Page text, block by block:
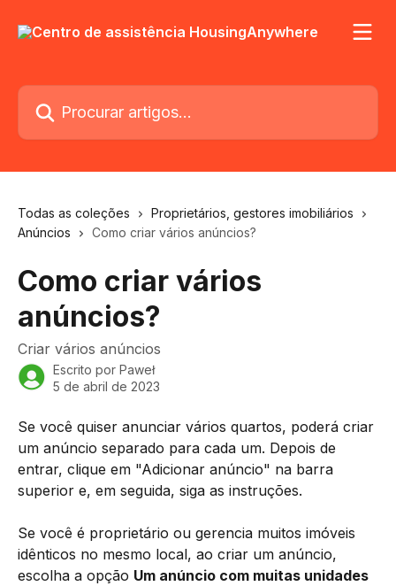
Procurar artigos...
Todas as coleções
Proprietários, gestores imobiliários
Anúncios
Como criar vários anúncios?
Como criar vários
anúncios?
Criar vários anúncios
Escrito por Paweł
5 de abril de 2023
Se você quiser anunciar vários quartos, poderá criar
um anúncio separado para cada um. Depois de
entrar, clique em "Adicionar anúncio" na barra
superior e, em seguida, siga as instruções.
Se você é proprietário ou gerencia muitos imóveis
idênticos no mesmo local, ao criar um anúncio,
escolha a opção Um anúncio com muitas unidades